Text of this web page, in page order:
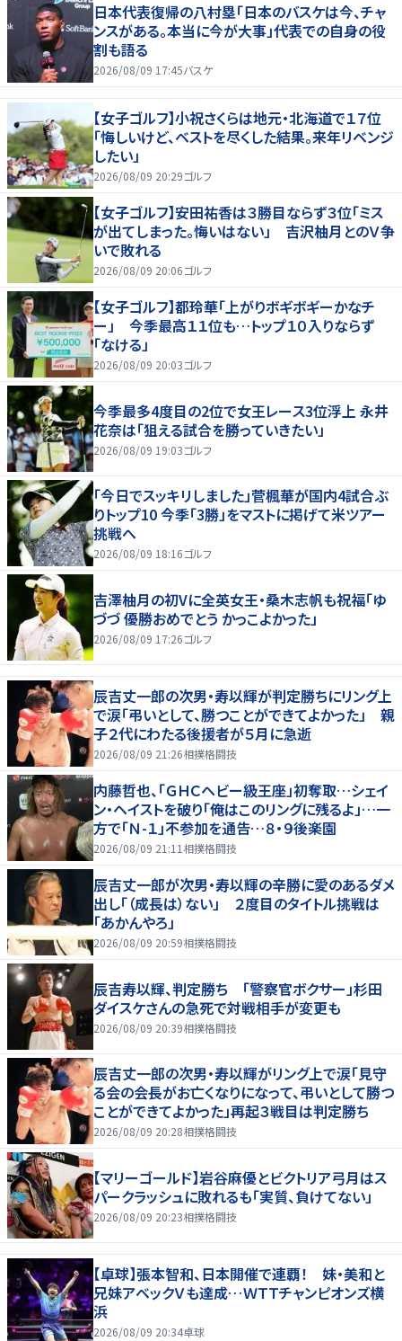
日本代表復帰の八村塁「日本のバスケは今、チャ
ンスがある。本当に今が大事」代表での自身の役
割も語る
2026/08/09 17:45バスケ
【女子ゴルフ】小祝さくらは地元・北海道で１７位
「悔しいけど、ベストを尽くした結果。来年リベンジ
したい」
2026/08/09 20:29ゴルフ
【女子ゴルフ】安田祐香は３勝目ならず３位「ミス
が出てしまった。悔いはない」 吉沢柚月とのＶ争
いで敗れる
2026/08/09 20:06ゴルフ
【女子ゴルフ】都玲華「上がりボギボギーかなチ
ー」 今季最高１１位も…トップ１０入りならず
「なける」
2026/08/09 20:03ゴルフ
今季最多4度目の2位で女王レース3位浮上 永井
花奈は「狙える試合を勝っていきたい」
2026/08/09 19:03ゴルフ
「今日でスッキリしました」菅楓華が国内4試合ぶ
りトップ10 今季「3勝」をマストに掲げて米ツアー
挑戦へ
2026/08/09 18:16ゴルフ
吉澤柚月の初Vに全英女王・桑木志帆も祝福「ゆ
づづ 優勝おめでとう かっこよかった」
2026/08/09 17:26ゴルフ
辰吉丈一郎の次男・寿以輝が判定勝ちにリング上
で涙「弔いとして、勝つことができてよかった」 親
子２代にわたる後援者が５月に急逝
2026/08/09 21:26相撲格闘技
内藤哲也、「ＧＨＣヘビー級王座」初奪取…シェイ
ン・ヘイストを破り「俺はこのリングに残るよ」…一
方で「Ｎ-１」不参加を通告…８・９後楽園
2026/08/09 21:11 相撲格闘技
辰吉丈一郎が次男・寿以輝の辛勝に愛のあるダメ
出し「（成長は）ない」 ２度目のタイトル挑戦は
「あかんやろ」
2026/08/09 20:59相撲格闘技
辰吉寿以輝、判定勝ち 「警察官ボクサー」杉田
ダイスケさんの急死で対戦相手が変更も
2026/08/09 20:39相撲格闘技
辰吉丈一郎の次男・寿以輝がリング上で涙「見守
る会の会長がお亡くなりになって、弔いとして勝つ
ことができてよかった」再起３戦目は判定勝ち
2026/08/09 20:28相撲格闘技
【マリーゴールド】岩谷麻優とビクトリア弓月はス
パークラッシュに敗れるも「実質、負けてない」
2026/08/09 20:23相撲格闘技
【卓球】張本智和、日本開催で連覇！ 妹・美和と
兄妹アベックＶも達成…ＷＴＴチャンピオンズ横
浜
2026/08/09 20:34卓球